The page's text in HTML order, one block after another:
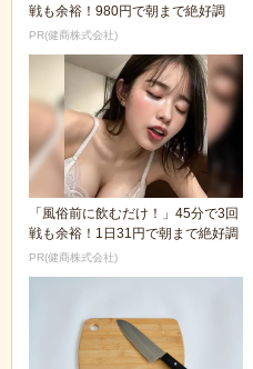
戦も余裕！980円で朝まで絶好調
PR(健商株式会社)
「風俗前に飲むだけ！」45分で3回
戦も余裕！1日31円で朝まで絶好調
PR(健商株式会社)